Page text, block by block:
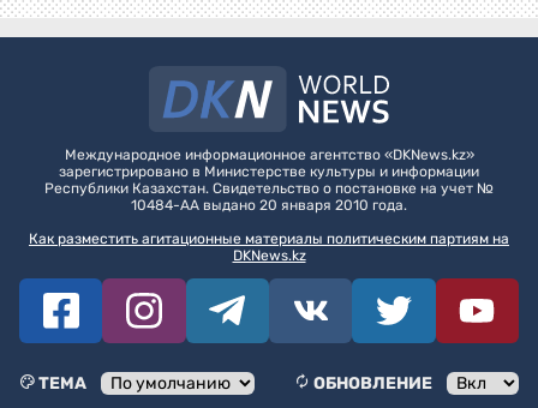
Международное информационное агентство «DKNews.kz»
зарегистрировано в Министерстве культуры и информации
Республики Казахстан. Свидетельство о постановке на учет №
10484-АА выдано 20 января 2010 года.
Как разместить агитационные материалы политическим партиям на
DKNews.kz
ТЕМА ОБНОВЛЕНИЕ